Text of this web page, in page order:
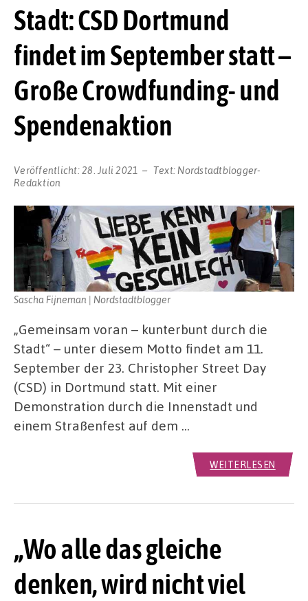
Stadt: CSD Dortmund
findet im September statt –
Große Crowdfunding- und
Spendenaktion
Veröffentlicht:28. Juli 2021 Text: Nordstadtblogger-
Redaktion
Sascha Fijneman | Nordstadtblogger
„Gemeinsam voran – kunterbunt durch die
Stadt“ – unter diesem Motto findet am 11.
September der 23. Christopher Street Day
(CSD) in Dortmund statt. Mit einer
Demonstration durch die Innenstadt und
einem Straßenfest auf dem …
WEITERLESEN
„Wo alle das gleiche
denken, wird nicht viel